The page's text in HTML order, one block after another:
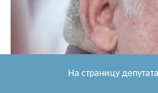
На страницу депутата